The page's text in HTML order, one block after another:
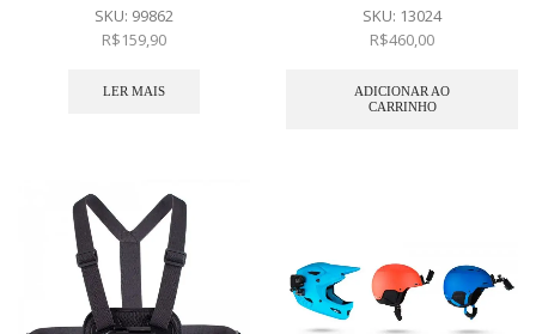
SKU: 99862
R$159,90
LER MAIS
SKU: 13024
R$460,00
ADICIONAR AO
CARRINHO